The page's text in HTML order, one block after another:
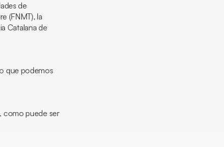
de
(FNMT), la
Catalana de
que podemos
como puede ser